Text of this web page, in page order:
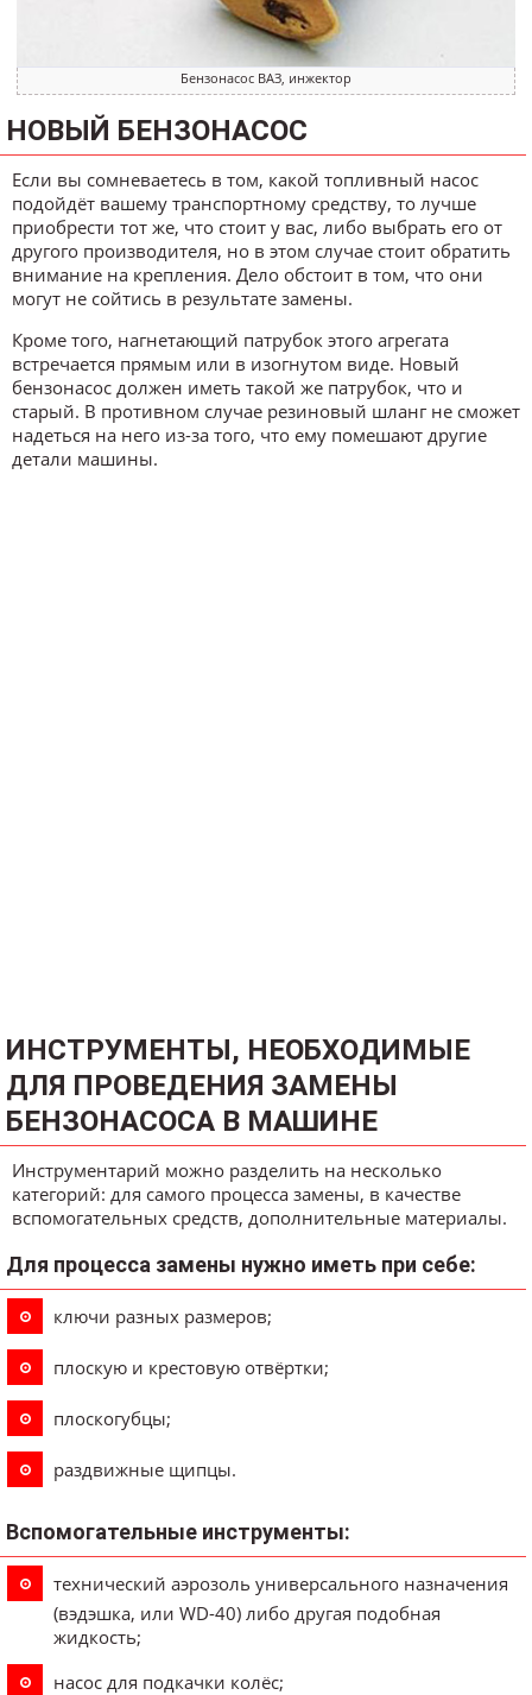
Бензонасос ВАЗ, инжектор
НОВЫЙ БЕНЗОНАСОС
Если вы сомневаетесь в том, какой топливный насос
подойдёт вашему транспортному средству, то лучше
приобрести тот же, что стоит у вас, либо выбрать его от
другого производителя, но в этом случае стоит обратить
внимание на крепления. Дело обстоит в том, что они
могут не сойтись в результате замены.
Кроме того, нагнетающий патрубок этого агрегата
встречается прямым или в изогнутом виде. Новый
бензонасос должен иметь такой же патрубок, что и
старый. В противном случае резиновый шланг не сможет
надеться на него из-за того, что ему помешают другие
детали машины.
ИНСТРУМЕНТЫ, НЕОБХОДИМЫЕ
ДЛЯ ПРОВЕДЕНИЯ ЗАМЕНЫ
БЕНЗОНАСОСА В МАШИНЕ
Инструментарий можно разделить на несколько
категорий: для самого процесса замены, в качестве
вспомогательных средств, дополнительные материалы.
Для процесса замены нужно иметь при себе:
ключи разных размеров;
плоскую и крестовую отвёртки;
плоскогубцы;
раздвижные щипцы.
Вспомогательные инструменты:
технический аэрозоль универсального назначения
(вэдэшка, или WD-40) либо другая подобная
жидкость;
насос для подкачки колёс;